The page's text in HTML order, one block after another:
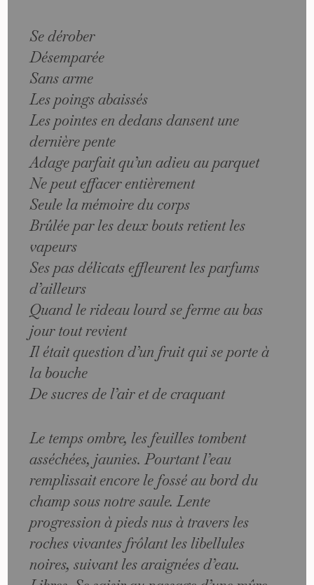
Se dérober
Désemparée
Sans arme
Les poings abaissés
Les pointes en dedans dansent une
dernière pente
Adage parfait qu’un adieu au parquet
Ne peut effacer entièrement
Seule la mémoire du corps
Brûlée par les deux bouts retient les
vapeurs
Ses pas délicats effleurent les parfums
d’ailleurs
Quand le rideau lourd se ferme au bas
jour tout revient
Il était question d’un fruit qui se porte à
la bouche
De sucres de l’air et de craquant
Le temps ombre, les feuilles tombent
asséchées, jaunies. Pourtant l’eau
remplissait encore le fossé au bord du
champ sous notre saule. Lente
progression à pieds nus à travers les
roches vivantes frôlant les libellules
noires, suivant les araignées d’eau.